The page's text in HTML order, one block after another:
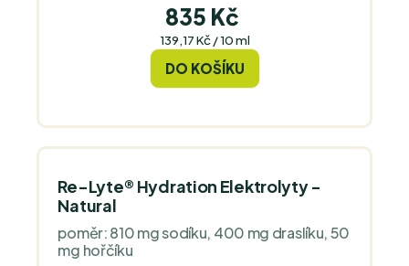
835 Kč
Měrná
139,17 Kč / 10 ml
DO KOŠÍKU
Re-Lyte® Hydration Elektrolyty -
Natural
poměr: 810 mg sodíku, 400 mg draslíku, 50
mg hořčíku